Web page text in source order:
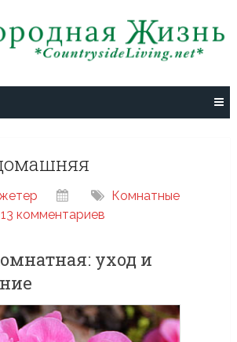
Комнатные
13 комментариев
уход и